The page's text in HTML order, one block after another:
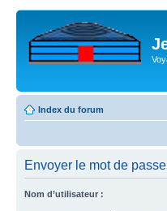
Index du forum
Envoyer le mot de passe
Nom d’utilisateur :